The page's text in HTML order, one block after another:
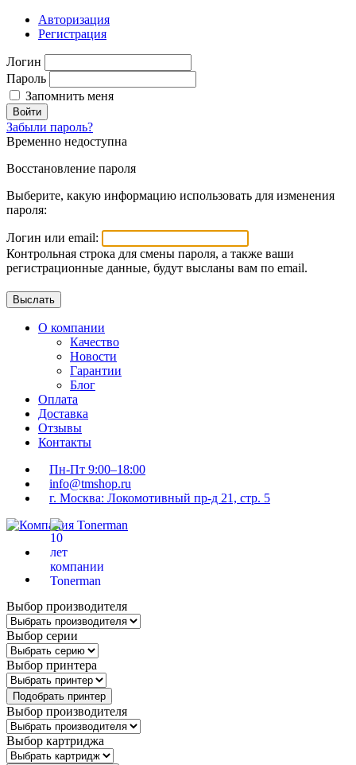
Авторизация
Регистрация
Логин
Пароль
Запомнить меня
Войти
Забыли пароль?
Временно недоступна
Восстановление пароля
Выберите, какую информацию использовать для изменения
пароля:
Логин или email:
Контрольная строка для смены пароля, а также ваши
регистрационные данные, будут высланы вам по email.
О компании
Качество
Новости
Гарантии
Блог
Оплата
Доставка
Отзывы
Контакты
Пн-Пт 9:00–18:00
info@tmshop.ru
г. Москва: Локомотивный пр-д 21, стр. 5
Выбор производителя
Выбор серии
Выбор принтера
Подобрать принтер
Выбор производителя
Выбор картриджа